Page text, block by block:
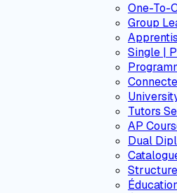
One-To-
Group
Single |
Tutors
AP
Dual